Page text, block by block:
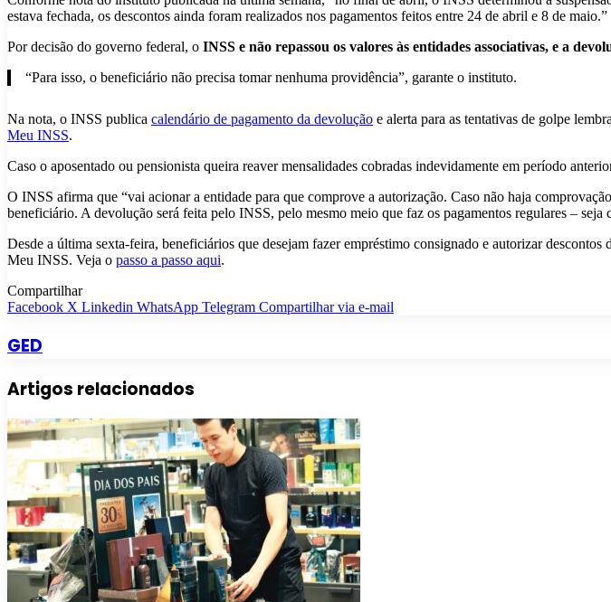
estava fechada, os descontos ainda foram realizados nos pagamentos feitos entre 24 de abril e 8 de maio.”
Por decisão do governo federal, o INSS e não repassou os valores às entidades associativas, e a
“Para isso, o beneficiário não precisa tomar nenhuma providência”, garante o instituto.
Na nota, o INSS publica calendário de pagamento da devolução e alerta para as tentativas de golpe
Meu INSS.
Caso o aposentado ou pensionista queira reaver mensalidades cobradas indevidamente em período
O INSS afirma que “vai acionar a entidade para que comprove a autorização. Caso não haja
beneficiário. A devolução será feita pelo INSS, pelo mesmo meio que faz os pagamentos regulares – seja
Desde a última sexta-feira, beneficiários que desejam fazer empréstimo consignado e autorizar
Meu INSS. Veja o passo a passo aqui.
Compartilhar
Facebook X Linkedin WhatsApp Telegram Compartilhar via e-mail
GED
Artigos relacionados